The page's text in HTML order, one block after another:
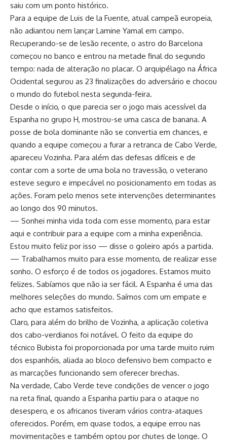
saiu com um ponto histórico.
Para a equipe de Luis de la Fuente, atual campeã europeia,
não adiantou nem lançar Lamine Yamal em campo.
Recuperando-se de lesão recente, o astro do Barcelona
começou no banco e entrou na metade final do segundo
tempo: nada de alteração no placar. O arquipélago na África
Ocidental segurou as 23 finalizações do adversário e chocou
o mundo do futebol nesta segunda-feira.
Desde o início, o que parecia ser o jogo mais acessível da
Espanha no grupo H, mostrou-se uma casca de banana. A
posse de bola dominante não se convertia em chances, e
quando a equipe começou a furar a retranca de Cabo Verde,
apareceu Vozinha. Para além das defesas difíceis e de
contar com a sorte de uma bola no travessão, o veterano
esteve seguro e impecável no posicionamento em todas as
ações. Foram pelo menos sete intervenções determinantes
ao longo dos 90 minutos.
— Sonhei minha vida toda com esse momento, para estar
aqui e contribuir para a equipe com a minha experiência.
Estou muito feliz por isso — disse o goleiro após a partida.
— Trabalhamos muito para esse momento, de realizar esse
sonho. O esforço é de todos os jogadores. Estamos muito
felizes. Sabíamos que não ia ser fácil. A Espanha é uma das
melhores seleções do mundo. Saímos com um empate e
acho que estamos satisfeitos.
Claro, para além do brilho de Vozinha, a aplicação coletiva
dos cabo-verdianos foi notável. O feito da equipe do
técnico Bubista foi proporcionada por uma tarde muito ruim
dos espanhóis, aliada ao bloco defensivo bem compacto e
as marcações funcionando sem oferecer brechas.
Na verdade, Cabo Verde teve condições de vencer o jogo
na reta final, quando a Espanha partiu para o ataque no
desespero, e os africanos tiveram vários contra-ataques
oferecidos. Porém, em quase todos, a equipe errou nas
movimentações e também optou por chutes de longe. O